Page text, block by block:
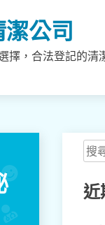
公司
擇，合法登記的清
搜
尋
關
鍵
近